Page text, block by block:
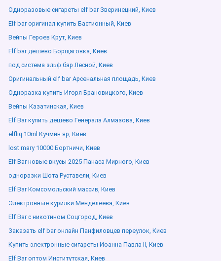
Одноразовые сигареты elf bar Зверинецкий, Киев
Elf bar оригинал купить Бастионный, Киев
Вейпы Героев Крут, Киев
Elf bar дешево Борщаговка, Киев
под система эльф бар Лесной, Киев
Оригинальный elf bar Арсенальная площадь, Киев
Одноразка купить Игоря Брановицкого, Киев
Вейпы Казатинская, Киев
Elf Bar купить дешево Генерала Алмазова, Киев
elfliq 10ml Кучмин яр, Киев
lost mary 10000 Бортничи, Киев
Elf Bar новые вкусы 2025 Панаса Мирного, Киев
одноразки Шота Руставели, Киев
Elf Bar Комсомольский массив, Киев
Электронные курилки Менделеева, Киев
Elf Bar с никотином Соцгород, Киев
Заказать elf bar онлайн Панфиловцев переулок, Киев
Купить электронные сигареты Иоанна Павла ІІ, Киев
Elf Bar оптом Институтская, Киев